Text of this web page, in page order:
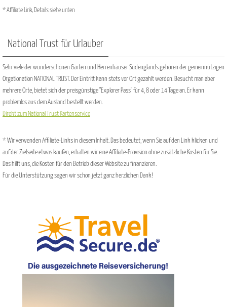
* Affiliate Link, Details siehe unten
National Trust für Urlauber
Sehr viele der wunderschönen Gärten und Herrenhäuser Südenglands gehören der gemeinnützigen
Orgationation NATIONAL TRUST. Der Eintritt kann stets vor Ort gezahlt werden. Besucht man aber
mehrere Orte, bietet sich der preisgünstige "Explorer Pass" für 4, 8 oder 14 Tage an. Er kann
problemlos aus dem Ausland bestellt werden.
Direkt zum National Trust Kartenservice
* Wir verwenden Affiliate-Links in diesem Inhalt. Das bedeutet, wenn Sie auf den Link klicken und
auf der Zielseite etwas kaufen, erhalten wir eine Affiliate-Provision ohne zusätzliche Kosten für Sie.
Das hilft uns, die Kosten für den Betrieb dieser Website zu finanzieren.
Für die Unterstützung sagen wir schon jetzt ganz herzlichen Dank!